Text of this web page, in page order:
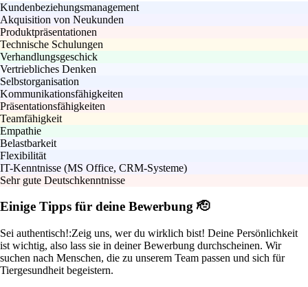
Kundenbeziehungsmanagement
Akquisition von Neukunden
Produktpräsentationen
Technische Schulungen
Verhandlungsgeschick
Vertriebliches Denken
Selbstorganisation
Kommunikationsfähigkeiten
Präsentationsfähigkeiten
Teamfähigkeit
Empathie
Belastbarkeit
Flexibilität
IT-Kenntnisse (MS Office, CRM-Systeme)
Sehr gute Deutschkenntnisse
Einige Tipps für deine Bewerbung 🫡
Sei authentisch!:Zeig uns, wer du wirklich bist! Deine Persönlichkeit
ist wichtig, also lass sie in deiner Bewerbung durchscheinen. Wir
suchen nach Menschen, die zu unserem Team passen und sich für
Tiergesundheit begeistern.